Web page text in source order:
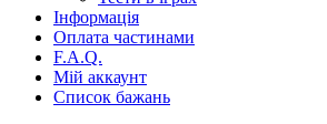
Інформація
Оплата частинами
F.A.Q.
Мій аккаунт
Список бажань